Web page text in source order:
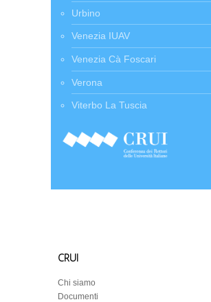
Urbino
Venezia IUAV
Venezia Cà Foscari
Verona
Viterbo La Tuscia
CRUI
Chi siamo
Documenti